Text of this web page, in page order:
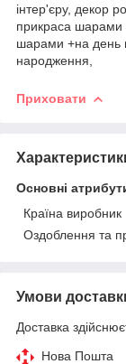
інтер'єру, декор
прикраса
шарами +на день
народження,
Приховати
Основні
Країна виробник
Оздоблення та
Умови
Доставка
Нова Пошта